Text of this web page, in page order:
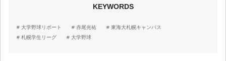
KEYWORDS
大学野球リポート 赤尾光祐
東海大札幌キャンパス
札幌学生リーグ
大学野球